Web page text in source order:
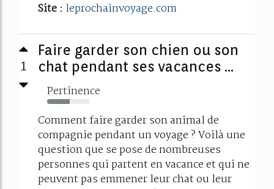
Site : leprochainvoyage.com
1
Faire garder son chien ou son
chat pendant ses vacances ...
Pertinence
53%
Comment faire garder son animal de
compagnie pendant un voyage ? Voilà une
question que se pose de nombreuses
personnes qui partent en vacance et qui ne
peuvent pas emmener leur chat ou leur